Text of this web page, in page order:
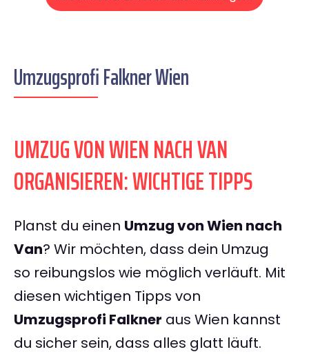
Umzugsprofi Falkner Wien
UMZUG VON WIEN NACH VAN
ORGANISIEREN: WICHTIGE TIPPS
Planst du einen Umzug von Wien nach
Van? Wir möchten, dass dein Umzug
so reibungslos wie möglich verläuft. Mit
diesen wichtigen Tipps von
Umzugsprofi Falkner aus Wien kannst
du sicher sein, dass alles glatt läuft.